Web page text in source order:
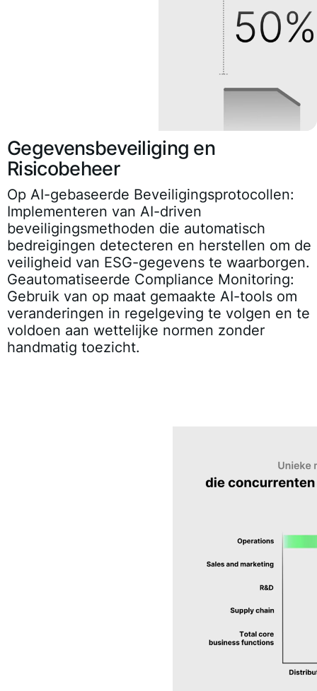
Gegevensbeveiliging en
Risicobeheer
Op AI-gebaseerde Beveiligingsprotocollen:
Implementeren van AI-driven
beveiligingsmethoden die automatisch
bedreigingen detecteren en herstellen om de
veiligheid van ESG-gegevens te waarborgen.
Geautomatiseerde Compliance Monitoring:
Gebruik van op maat gemaakte AI-tools om
veranderingen in regelgeving te volgen en te
voldoen aan wettelijke normen zonder
handmatig toezicht.